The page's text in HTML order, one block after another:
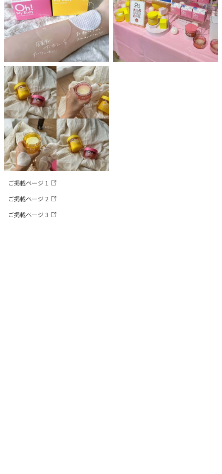
ご掲載ページ 1
ご掲載ページ 2
ご掲載ページ 3